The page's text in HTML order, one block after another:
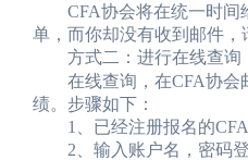
CFA协会将在统一时间给
单，而你却没有收到邮件
方式二：进行在线查询
在线查询，在CFA协会邮
绩。步骤如下：
1、已经注册报名的CFA
2、输入账户名，密码